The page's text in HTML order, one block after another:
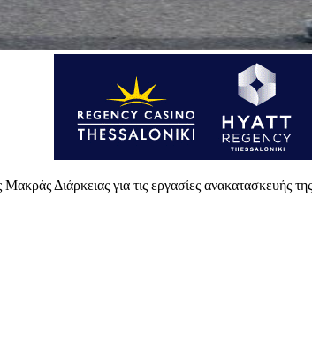
Μακράς Διάρκειας για τις εργασίες